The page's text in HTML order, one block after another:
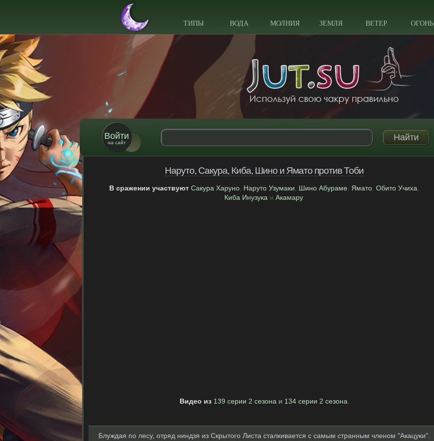
ТИПЫ ВОДА МОЛНИЯ ЗЕМЛЯ ВЕТЕР ОГОНЬ
Войти
на сайт
Наруто, Сакура, Киба, Шино и Ямато против Тоби
В сражении участвуют Сакура Харуно Наруто Узумаки Шино Абураме Ямато ,Обито Учиха
Киба Инузука и Акамару.
Видео из 139 серии 2 сезона и 134 серии 2 сезона
Блуждая по лесу, отряд ниндзя из Скрытого Листа сталкивается с самым странным членом "Акацуки".